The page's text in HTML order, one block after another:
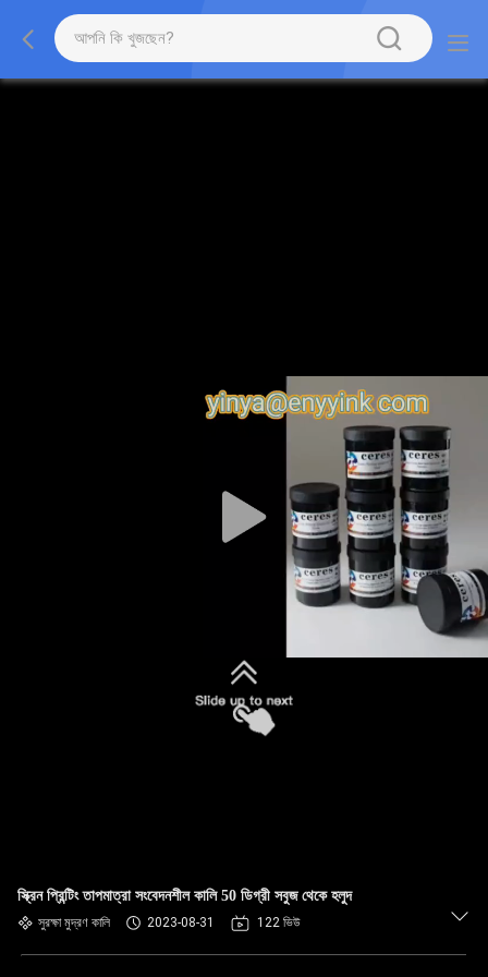
স্ক্রিন প্রিন্টিং তাপমাত্রা সংবেদনশীল কালি 50 ডিগ্রী সবুজ থেকে হলুদ
সুরক্ষা মুদ্রণ কালি 2023-08-31 122 ভিউ